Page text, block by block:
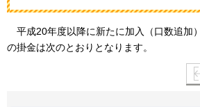
平成20年度以降に新たに加入（口数追加
の掛金は次のとおりとなります。